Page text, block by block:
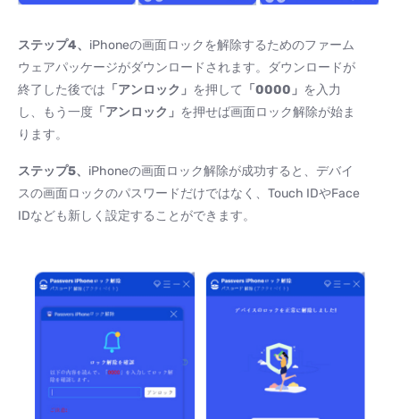
ステップ4、 iPhoneの画面ロックを解除するためのファーム
ウェアパッケージがダウンロードされます。ダウンロードが
終了した後では 「アンロック」 を押して 「 0000 」 を入力
し、もう一度 「アンロック」 を押せば画面ロック解除が始ま
ります。
ステップ5、 iPhoneの画面ロック解除が成功すると、デバイ
スの画面ロックのパスワードだけではなく、Touch IDやFace
IDなども新しく設定することができます。